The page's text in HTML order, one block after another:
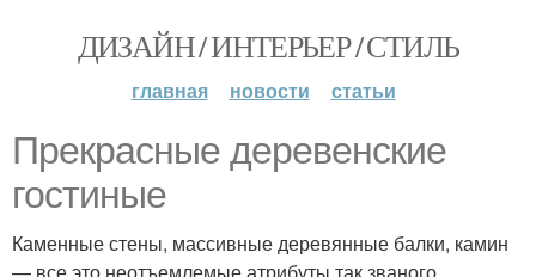
ДИЗАЙН / ИНТЕРЬЕР / СТИЛЬ
главная новости статьи
Прекрасные деревенские
гостиные
Каменные стены, массивные деревянные балки, камин